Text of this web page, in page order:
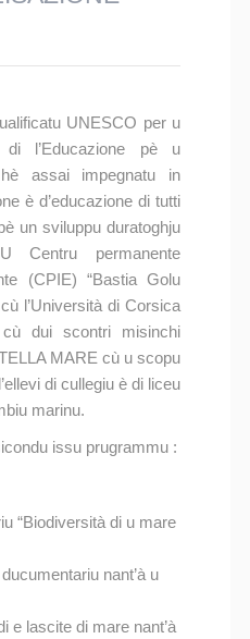
UNESCO per u
l’Educazione pè u
assai impegnatu in
è d’educazione di tutti
un sviluppu duratoghju
Centru permanente
(CPIE) “Bastia Golu
l’Università di Corsica
dui scontri misinchi
MARE cù u scopu
di cullegiu è di liceu
marinu.
issu prugrammu :
“Biodiversità di u mare
nant’à u
e lascite di mare nant’à